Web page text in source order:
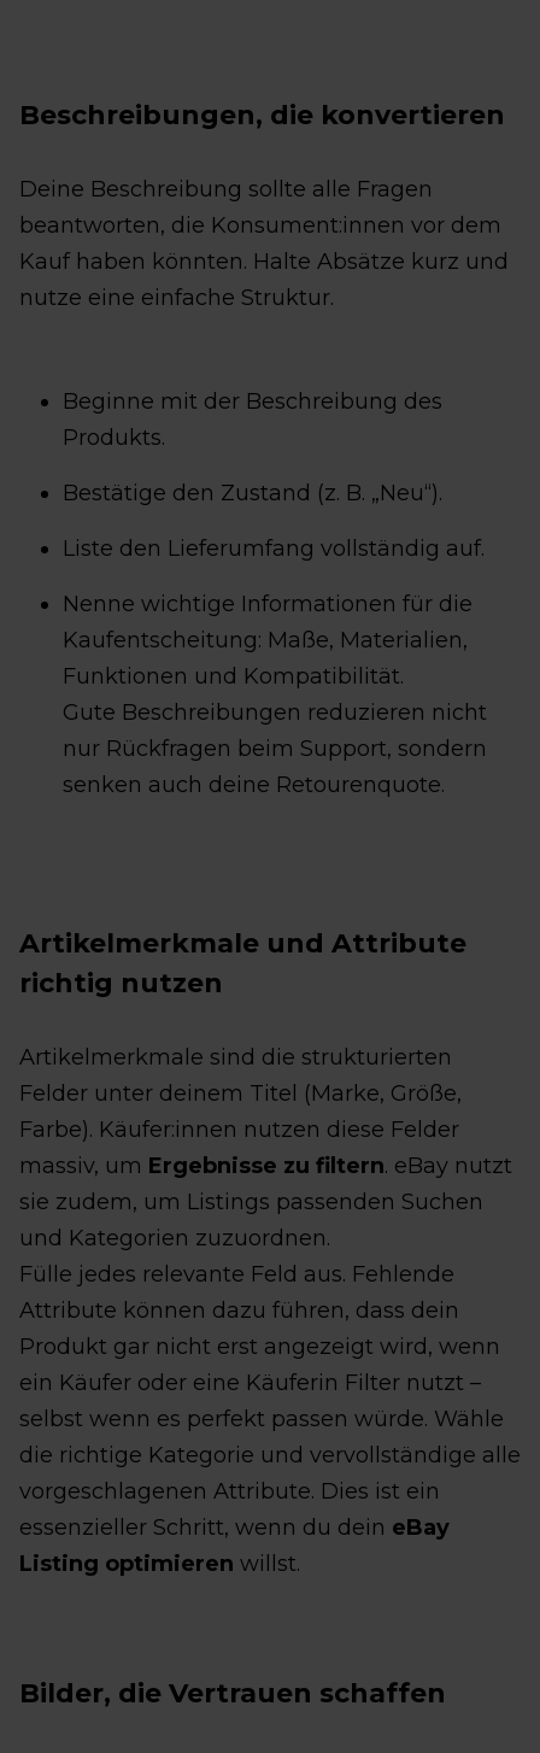
Beschreibungen, die konvertieren
Deine Beschreibung sollte alle Fragen
beantworten, die Konsument:innen vor dem
Kauf haben könnten. Halte Absätze kurz und
nutze eine einfache Struktur.
Beginne mit der Beschreibung des
Produkts.
Bestätige den Zustand (z. B. „Neu“).
Liste den Lieferumfang vollständig auf.
Nenne wichtige Informationen für die
Kaufentscheitung: Maße, Materialien,
Funktionen und Kompatibilität.
Gute Beschreibungen reduzieren nicht
nur Rückfragen beim Support, sondern
senken auch deine Retourenquote.
Artikelmerkmale und Attribute
richtig nutzen
Artikelmerkmale sind die strukturierten
Felder unter deinem Titel (Marke, Größe,
Farbe). Käufer:innen nutzen diese Felder
massiv, um Ergebnisse zu filtern. eBay nutzt
sie zudem, um Listings passenden Suchen
und Kategorien zuzuordnen.
Fülle jedes relevante Feld aus. Fehlende
Attribute können dazu führen, dass dein
Produkt gar nicht erst angezeigt wird, wenn
ein Käufer oder eine Käuferin Filter nutzt –
selbst wenn es perfekt passen würde. Wähle
die richtige Kategorie und vervollständige alle
vorgeschlagenen Attribute. Dies ist ein
essenzieller Schritt, wenn du dein eBay
Listing optimieren willst.
Bilder, die Vertrauen schaffen